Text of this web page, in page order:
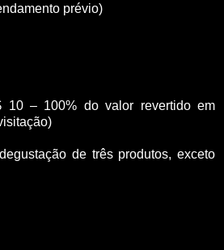
prévio)
10 – 100% do valor revertido em
de três produtos, exceto